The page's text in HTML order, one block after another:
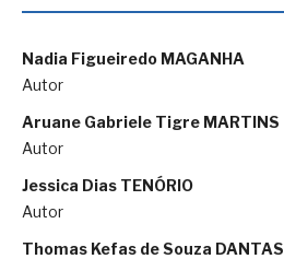
Nadia Figueiredo MAGANHA
Autor
Aruane Gabriele Tigre MARTINS
Autor
Jessica Dias TENÓRIO
Autor
Thomas Kefas de Souza DANTAS